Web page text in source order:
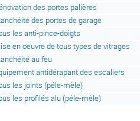
des portes palières
des portes de garage
les anti-pince-doigts
en oeuvre de tous types de vitrages
au feu
antidérapant des escaliers
les joints (péle-mèle)
les profilés alu (péle-mèle)